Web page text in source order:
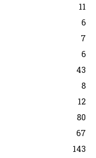
11
6
7
6
43
8
12
80
67
143